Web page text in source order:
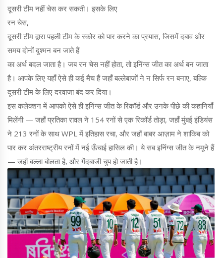
दूसरी टीम नहीं चेस कर सकती। इसके लिए
रन चेस,
दूसरी टीम द्वारा पहली टीम के स्कोर को पार करने का प्रयास, जिसमें दबाव और
समय दोनों दुश्मन बन जाते हैं
का अर्थ बदल जाता है। जब रन चेस नहीं होता, तो इनिंग्स जीत का अर्थ बन जाता
है। आपके लिए यहाँ ऐसे ही कई मैच हैं जहाँ बल्लेबाजों ने न सिर्फ रन बनाए, बल्कि
दूसरी टीम के लिए दरवाजा बंद कर दिया।
इस कलेक्शन में आपको ऐसे ही इनिंग्स जीत के रिकॉर्ड और उनके पीछे की कहानियाँ
मिलेंगी — जहाँ प्रतिका रावल ने 154 रनों से एक रिकॉर्ड तोड़ा, जहाँ मुंबई इंडियंस
ने 213 रनों के साथ WPL में इतिहास रचा, और जहाँ बाबर आज़ाम ने शाकिब को
पार कर अंतरराष्ट्रीय रनों में नई ऊँचाई हासिल की। ये सब इनिंग्स जीत के नमूने हैं
— जहाँ बल्ला बोलता है, और गेंदबाजी चुप हो जाती है।